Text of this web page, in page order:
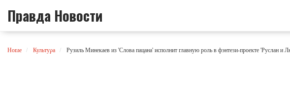
Правда Новости
Home Культура Рузиль Минекаев из 'Слова пацана' исполнит главную роль в фэнтези-проекте 'Руслан и